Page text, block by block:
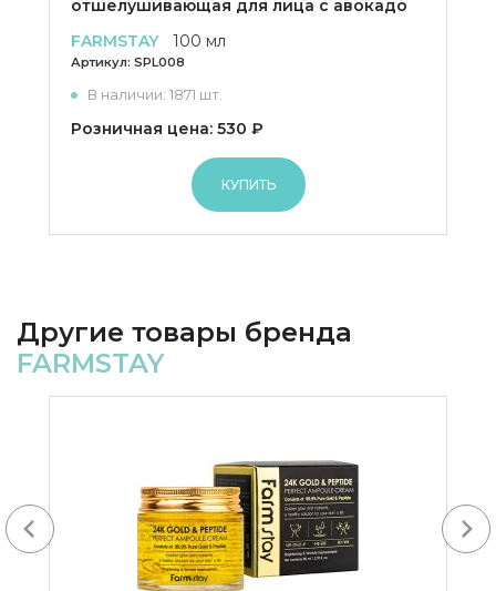
отшелушивающая для лица с авокадо
FARMSTAY
100 мл
Артикул: SPL008
В наличии: 1871 шт.
Розничная цена: 530 ₽
КУПИТЬ
Другие товары бренда
FARMSTAY
Next